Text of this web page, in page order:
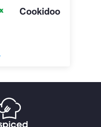
Cookidoo